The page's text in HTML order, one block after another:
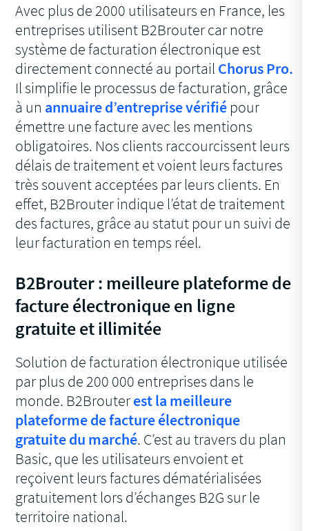
Avec plus de 2000 utilisateurs en France, les
entreprises utilisent B2Brouter car notre
système de facturation électronique est
directement connecté au portail Chorus Pro.
Il simplifie le processus de facturation, grâce
à un annuaire d’entreprise vérifié pour
émettre une facture avec les mentions
obligatoires. Nos clients raccourcissent leurs
délais de traitement et voient leurs factures
très souvent acceptées par leurs clients. En
effet, B2Brouter indique l’état de traitement
des factures, grâce au statut pour un suivi de
leur facturation en temps réel.
B2Brouter : meilleure plateforme de
facture électronique en ligne
gratuite et illimitée
Solution de facturation électronique utilisée
par plus de 200 000 entreprises dans le
monde. B2Brouterest la meilleure
plateforme de facture électronique
gratuite du marché. C’est au travers du plan
Basic, que les utilisateurs envoient et
reçoivent leurs factures dématérialisées
gratuitement lors d’échanges B2G sur le
territoire national.